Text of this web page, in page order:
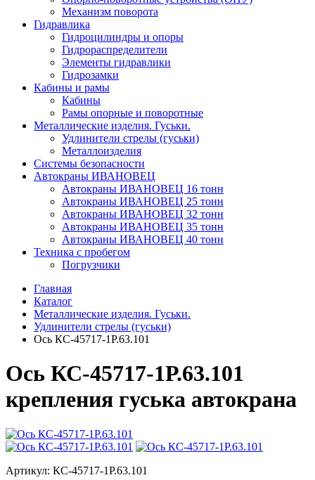
Механизм поворота
Гидравлика
Гидроцилиндры и опоры
Гидрораспределители
Элементы гидравлики
Гидрозамки
Кабины и рамы
Кабины
Рамы опорные и поворотные
Металлические изделия. Гуськи.
Удлинители стрелы (гуськи)
Металлоизделия
Системы безопасности
Автокраны ИВАНОВЕЦ
Автокраны ИВАНОВЕЦ 16 тонн
Автокраны ИВАНОВЕЦ 25 тонн
Автокраны ИВАНОВЕЦ 32 тонн
Автокраны ИВАНОВЕЦ 35 тонн
Автокраны ИВАНОВЕЦ 40 тонн
Техника с пробегом
Погрузчики
Главная
Каталог
Металлические изделия. Гуськи.
Удлинители стрелы (гуськи)
Ось КС-45717-1Р.63.101
Ось КС-45717-1Р.63.101
крепления гуська автокрана
Артикул: КС-45717-1Р.63.101